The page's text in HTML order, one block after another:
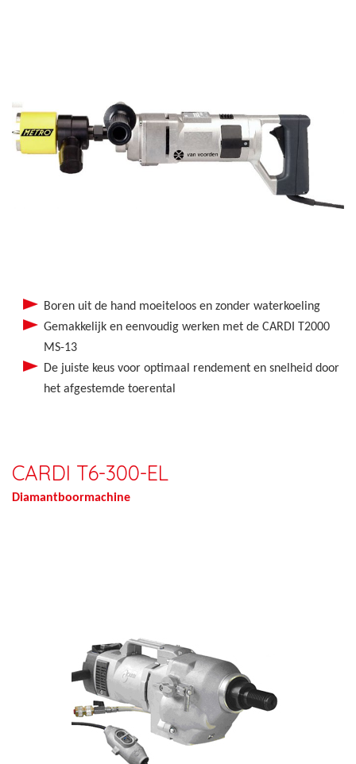
Boren uit de hand moeiteloos en zonder waterkoeling
Gemakkelijk en eenvoudig werken met de CARDI T2000
MS-13
De juiste keus voor optimaal rendement en snelheid door
het afgestemde toerental
CARDI T6-300-EL
Diamantboormachine